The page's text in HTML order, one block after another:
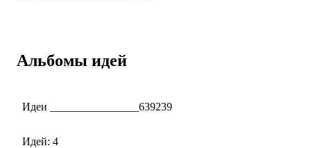
Альбомы идей
Идеи ________________639239
Идей: 4